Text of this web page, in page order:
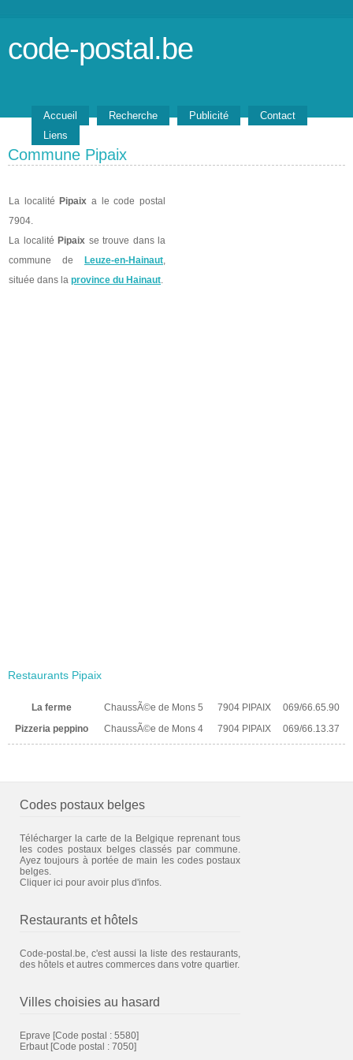
code-postal.be
Accueil Recherche Publicité
Contact
Liens
Commune Pipaix
La localité Pipaix a le code postal
7904.
La localité Pipaix se trouve dans la
commune de
Leuze-en-Hainaut,
située dans la province du Hainaut.
Restaurants Pipaix
La ferme ChaussÃ©e de Mons 5 7904 PIPAIX
069/66.65.90
Pizzeria peppino
ChaussÃ©e de Mons 4 7904 PIPAIX 069/66.13.37
Codes postaux belges
Télécharger la carte de la Belgique reprenant tous
les codes postaux belges classés par commune.
Ayez toujours à portée de main les codes postaux
belges.
Cliquer ici pour avoir plus d'infos.
Restaurants et hôtels
Code-postal.be, c'est aussi la liste des restaurants,
des hôtels et autres commerces dans votre quartier.
Villes choisies au hasard
Eprave [Code postal : 5580]
Erbaut [Code postal : 7050]